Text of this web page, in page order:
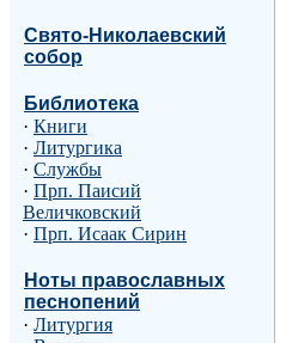
Свято-Николаевский
собор
Библиотека
· Книги
· Литургика
· Службы
· Прп. Паисий
Величковский
· Прп. Исаак Сирин
Ноты православных
песнопений
· Литургия